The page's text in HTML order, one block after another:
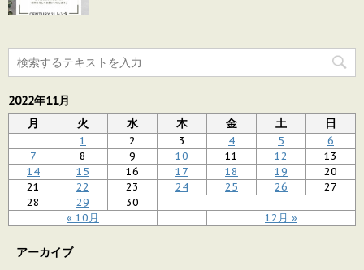
2022年11月
月
火 水 木 金 土 日
« 10月 12月 »
1 2 3 4 5
6
7
8 9 10 11 12
13
14
15 16 17 18 19
20
21
22 23 24 25 26
27
28
29 30
アーカイブ